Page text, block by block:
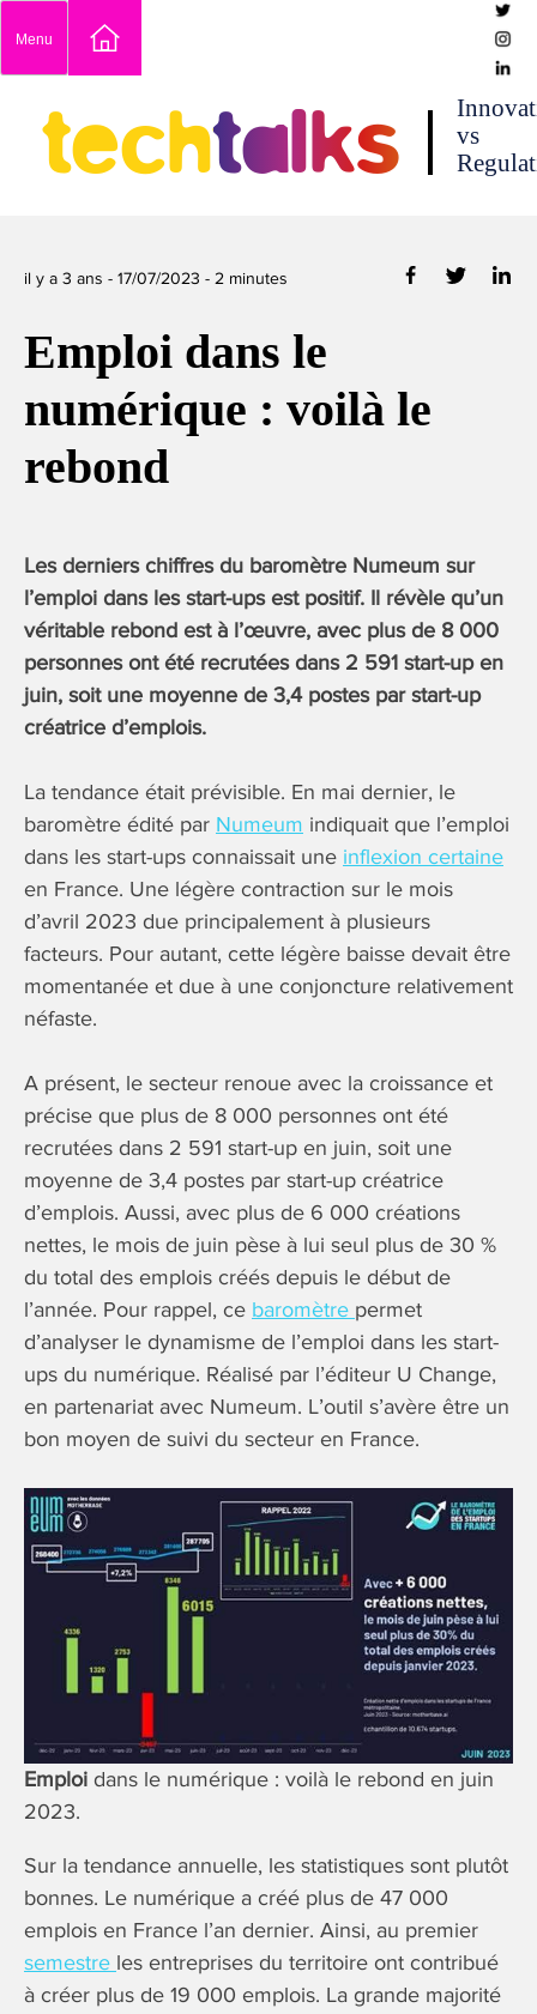
content
Menu
techtalks
vs
il y a 3 ans - 17/07/2023 - 2 minutes
Emploi dans le
numérique : voilà le
rebond
Les derniers chiffres du baromètre Numeum sur
l’emploi dans les start-ups est positif. Il révèle qu’un
véritable rebond est à l’œuvre, avec plus de 8 000
personnes ont été recrutées dans 2 591 start-up en
juin, soit une moyenne de 3,4 postes par start-up
créatrice d’emplois.
La tendance était prévisible. En mai dernier, le
baromètre édité par Numeum indiquait que l’emploi
dans les start-ups connaissait une inflexion certaine
en France. Une légère contraction sur le mois
d’avril 2023 due principalement à plusieurs
facteurs. Pour autant, cette légère baisse devait être
momentanée et due à une conjoncture relativement
néfaste.
A présent, le secteur renoue avec la croissance et
précise que plus de 8 000 personnes ont été
recrutées dans 2 591 start-up en juin, soit une
moyenne de 3,4 postes par start-up créatrice
d’emplois. Aussi, avec plus de 6 000 créations
nettes, le mois de juin pèse à lui seul plus de 30 %
du total des emplois créés depuis le début de
l’année. Pour rappel, ce baromètre permet
d’analyser le dynamisme de l’emploi dans les start-
ups du numérique. Réalisé par l’éditeur U Change,
en partenariat avec Numeum. L’outil s’avère être un
bon moyen de suivi du secteur en France.
Emploi dans le numérique : voilà le rebond en juin
2023.
Sur la tendance annuelle, les statistiques sont plutôt
bonnes. Le numérique a créé plus de 47 000
emplois en France l’an dernier. Ainsi, au premier
semestre les entreprises du territoire ont contribué
à créer plus de 19 000 emplois. La grande majorité